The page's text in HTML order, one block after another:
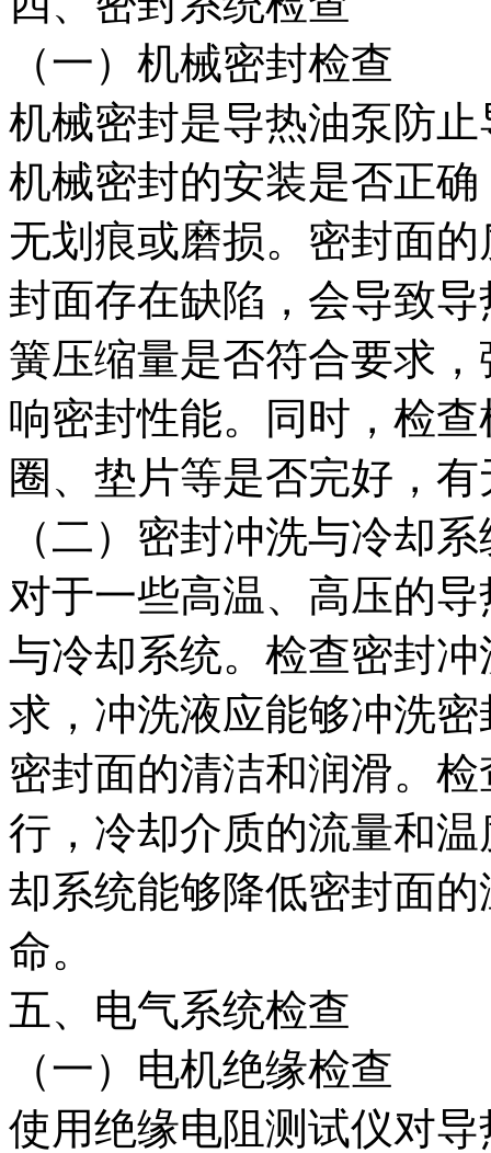
（一）机械密封检查
机械密封是导热油泵防
机械密封的安装是否正
无划痕或磨损。密封面
封面存在缺陷，会导致
簧压缩量是否符合要求
响密封性能。同时，检
圈、垫片等是否完好，
（二）密封冲洗与冷却
对于一些高温、高压的
与冷却系统。检查密封
求，冲洗液应能够冲洗
密封面的清洁和润滑。
行，冷却介质的流量和
却系统能够降低密封面
命。
五、电气系统检查
（一）电机绝缘检查
使用绝缘电阻测试仪对